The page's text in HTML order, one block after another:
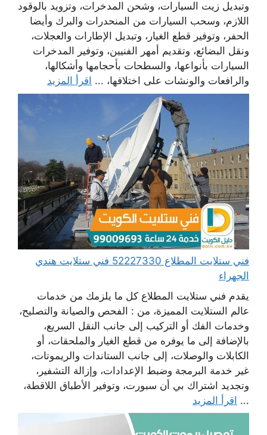
وتبديل زيت السيارات، وشحن المدخرات، وتزويد بالوقود
اللازم، وسحب السيارات من المنحدرات والبرك وأيضا
الحفر، وتوفير قطع الغيار، وتبديل الإطارات والعجلات،
ونقل البضائع، وتقديم أمهر الفنيين، وتوفير المدخرات
السيارات بأنواعها، والسطحات بأحجامها وأشكالها،
والرافعات والونشات على اختلافها، ... اقرأ المزيد
فني ستلايت المطلاع 52227330 فني ستلايت هندي
الجهراء
يقدم فني ستلايت المطلاع كل ما يلزمك من خدمات
عالم الستلايت المميزة، من : الفحص والصيانة والتصليح،
وخدمات الفك أو التركيب إلى جانب النقل السريع،
بالإضافة إلى ما يوفره من قطع الغيار والملحقات، أو
الكابلات والوصلات، إلى جانب الستاندات والريموتات،
غير خدمة البرمجة وضبط الإعدادات، وإزالة التشفير،
وتجديد اشتراك بي أن سبورت، وتوفير الأطباق اللاقطة،
... اقرأ المزيد